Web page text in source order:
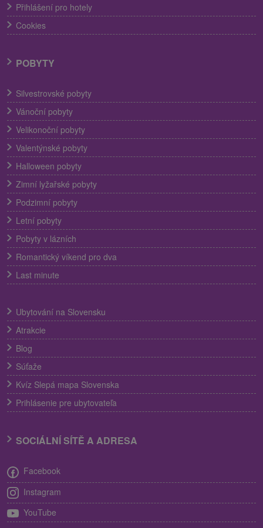
Přihlášení pro hotely
Cookies
POBYTY
Silvestrovské pobyty
Vánoční pobyty
Velikonoční pobyty
Valentýnské pobyty
Halloween pobyty
Zimní lyžařské pobyty
Podzimní pobyty
Letní pobyty
Pobyty v lázních
Romantický víkend pro dva
Last minute
Ubytování na Slovensku
Atrakcie
Blog
Súťaže
Kvíz Slepá mapa Slovenska
Prihlásenie pre ubytovateľa
SOCIÁLNÍ SÍTĚ A ADRESA
Facebook
Instagram
YouTube